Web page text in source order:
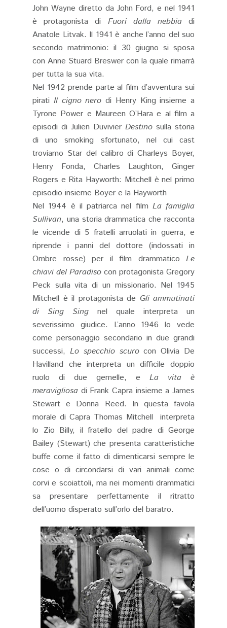
John Wayne diretto da John Ford, e nel 1941
è protagonista di Fuori dalla nebbiadi
Anatole Litvak. Il 1941 è anche l’anno del suo
secondo matrimonio: il 30 giugno si sposa
con Anne Stuard Breswer con la quale rimarrà
per tutta la sua vita.
Nel 1942 prende parte al film d’avventura sui
pirati Il cigno nero di Henry King insieme a
Tyrone Power e Maureen O’Hara e al film a
episodi di Julien Duvivier Destino sulla storia
di uno smoking sfortunato, nel cui cast
troviamo Star del calibro di Charleys Boyer,
Henry Fonda, Charles Laughton, Ginger
Rogers e Rita Hayworth: Mitchell è nel primo
episodio insieme Boyer e la Hayworth
Nel 1944 è il patriarca nel film La famiglia
Sullivan, una storia drammatica che racconta
le vicende di 5 fratelli arruolati in guerra, e
riprende i panni del dottore (indossati in
Ombre rosse) per il film drammatico Le
chiavi del Paradiso con protagonista Gregory
Peck sulla vita di un missionario. Nel 1945
Mitchell è il protagonista de Gli ammutinati
di Sing Sing nel quale interpreta un
severissimo giudice. L’anno 1946 lo vede
come personaggio secondario in due grandi
successi, Lo specchio scurocon Olivia De
Havilland che interpreta un difficile doppio
ruolo di due gemelle, e La vita è
meravigliosa di Frank Capra insieme a James
Stewart e Donna Reed. In questa favola
morale di Capra Thomas Mitchell interpreta
lo Zio Billy, il fratello del padre di George
Bailey (Stewart) che presenta caratteristiche
buffe come il fatto di dimenticarsi sempre le
cose o di circondarsi di vari animali come
corvi e scoiattoli, ma nei momenti drammatici
sa presentare perfettamente il ritratto
dell’uomo disperato sull’orlo del baratro.